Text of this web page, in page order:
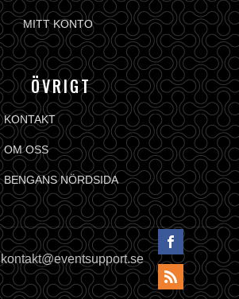
MITT KONTO
ÖVRIGT
KONTAKT
OM OSS
BENGANS NÖRDSIDA
kontakt@eventsupport.se